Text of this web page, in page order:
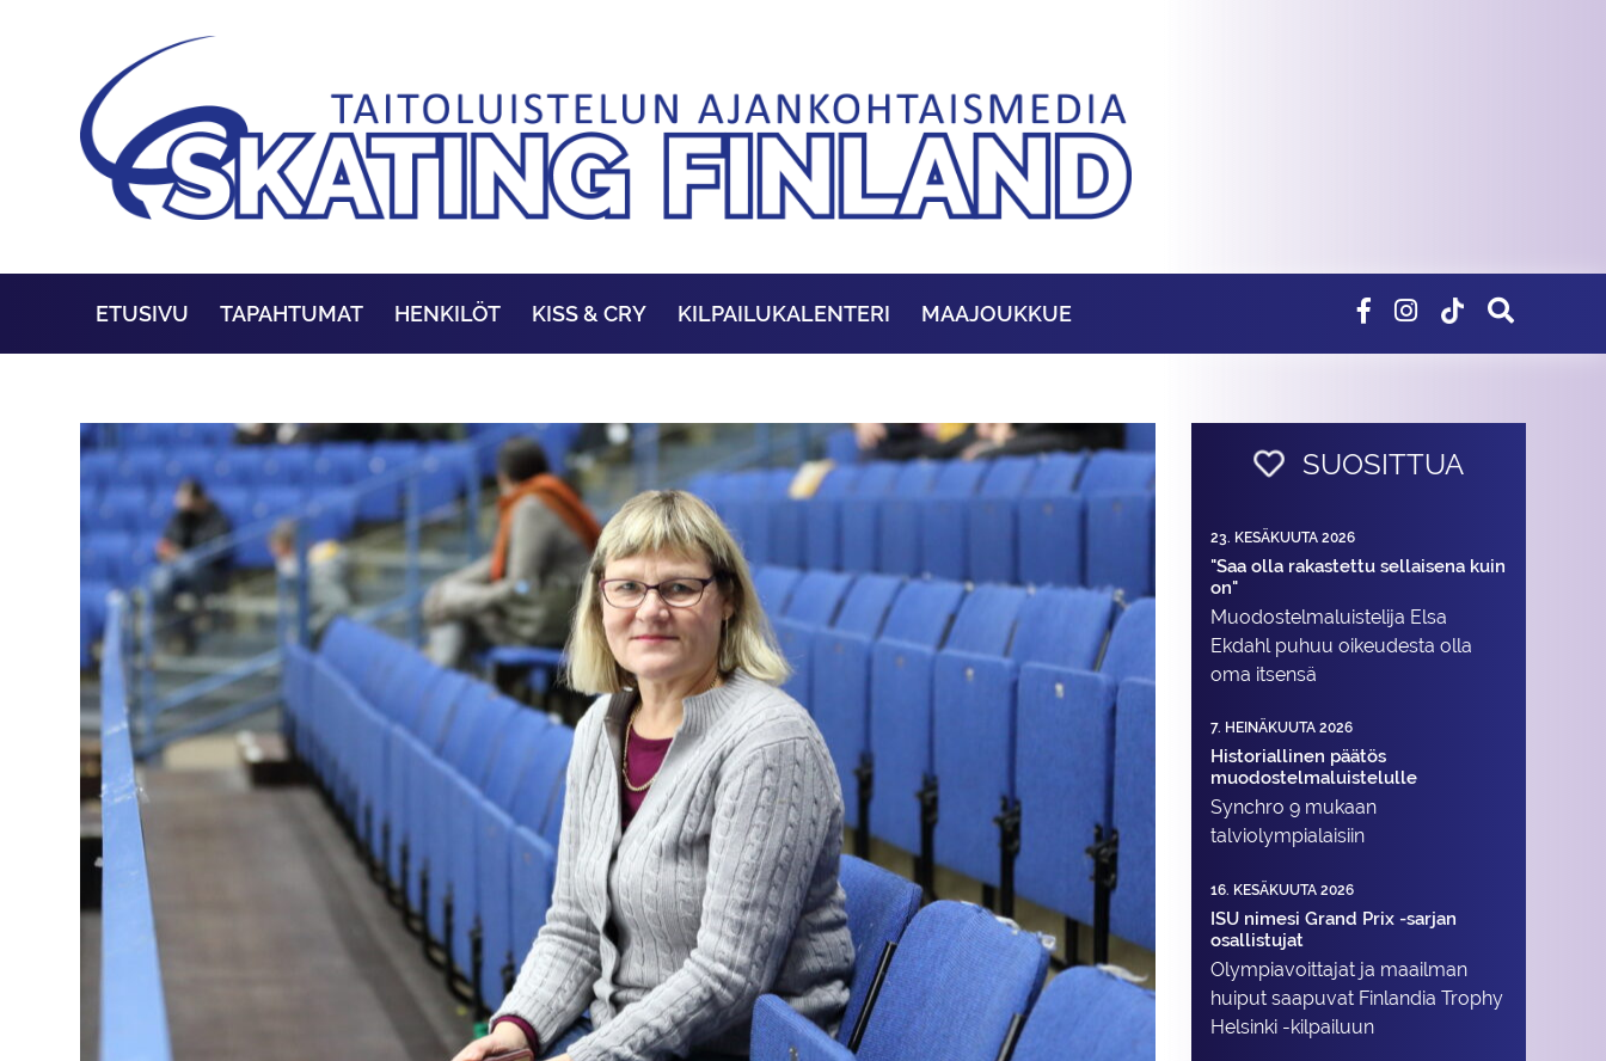
ETUSIVU TAPAHTUMAT HENKILÖT KISS & CRY KILPAILUKALENTERI MAAJOUKKUE
SUOSITTUA
23. KESÄKUUTA 2026
"Saa olla rakastettu sellaisena kuin
on"
Muodostelma­luistelija Elsa
Ekdahl puhuu oikeudesta olla
oma itsensä
7. HEINÄKUUTA 2026
Historiallinen päätös
muodostelmaluistelulle
Synchro 9 mukaan
talviolympialaisiin
16. KESÄKUUTA 2026
ISU nimesi Grand Prix -sarjan
osallistujat
Olympiavoittajat ja maailman
huiput saapuvat Finlandia Trophy
Helsinki -kilpailuun